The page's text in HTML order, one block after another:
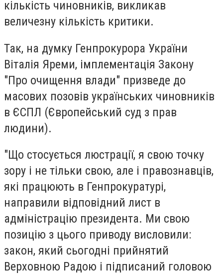
кількість чиновників, викликав
величезну кількість критики.
Так, на думку Генпрокурора України
Віталія Яреми, імплементація Закону
"Про очищення влади" призведе до
масових позовів українських чиновників
в ЄСПЛ (Європейський суд з прав
людини).
"Що стосується люстрації, я свою точку
зору і не тільки свою, але і правознавців,
які працюють в Генпрокуратурі,
направили відповідний лист в
адміністрацію президента. Ми свою
позицію з цього приводу висловили:
закон, який сьогодні прийнятий
Верховною Радою і підписаний головою